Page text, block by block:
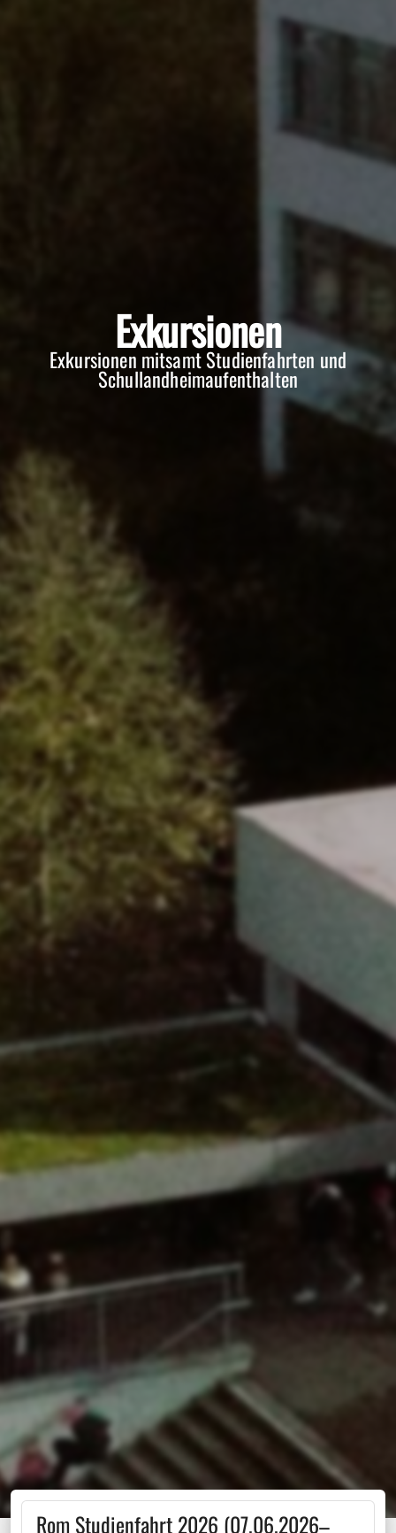
Exkursionen
Exkursionen mitsamt Studienfahrten und
Schullandheimaufenthalten
Rom Studienfahrt 2026 (07.06.2026–